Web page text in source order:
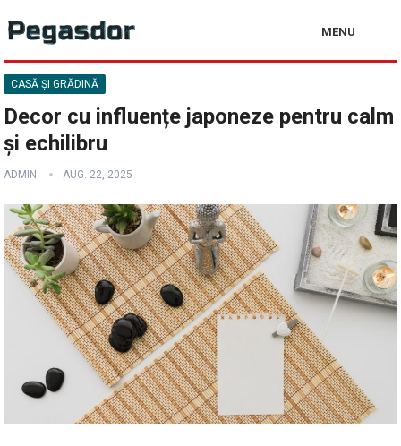
MENU
CASĂ ȘI GRĂDINĂ
Decor cu influențe japoneze pentru calm
și echilibru
ADMIN AUG. 22, 2025